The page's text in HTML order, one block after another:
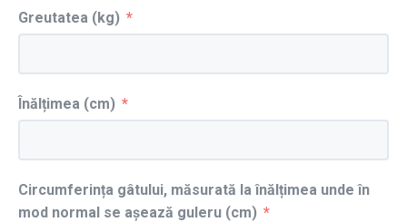
Greutatea (kg)
Înălțimea (cm)
Circumferința gâtului, măsurată la înălțimea unde în
mod normal se așează guleru (cm)